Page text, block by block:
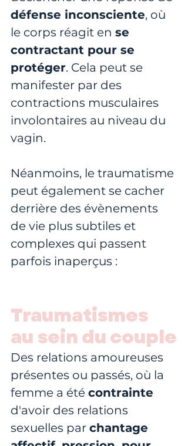
défense inconsciente, où
le corps réagit en se
contractant pour se
protéger. Cela peut se
manifester par des
contractions musculaires
involontaires au niveau du
vagin.
Néanmoins, le traumatisme
peut également se cacher
derrière des évènements
de vie plus subtiles et
complexes qui passent
parfois inaperçus :
Traumatismes
au sein du couple
Des relations amoureuses
présentes ou passés, où la
femme a été contrainte
d'avoir des relations
sexuelles par chantage